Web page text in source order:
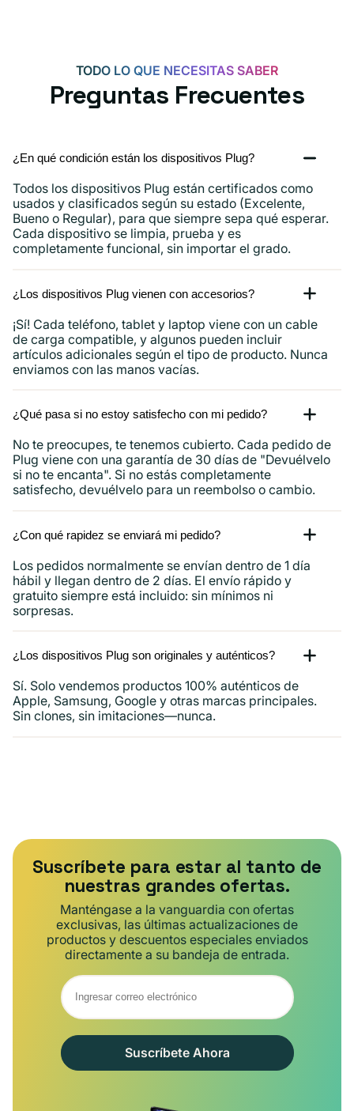
Android,
iPhone
15,
TODO LO QUE NECESITAS SABER
Preguntas Frecuentes
¿En qué condición están los dispositivos Plug?
Todos los dispositivos Plug están certificados como
usados ​​y clasificados según su estado (Excelente,
Bueno o Regular), para que siempre sepa qué esperar.
Cada dispositivo se limpia, prueba y es
completamente funcional, sin importar el grado.
¿Los dispositivos Plug vienen con accesorios?
¡Sí! Cada teléfono, tablet y laptop viene con un cable
de carga compatible, y algunos pueden incluir
artículos adicionales según el tipo de producto. Nunca
enviamos con las manos vacías.
¿Qué pasa si no estoy satisfecho con mi pedido?
No te preocupes, te tenemos cubierto. Cada pedido de
Plug viene con una garantía de 30 días de "Devuélvelo
si no te encanta". Si no estás completamente
satisfecho, devuélvelo para un reembolso o cambio.
¿Con qué rapidez se enviará mi pedido?
Los pedidos normalmente se envían dentro de 1 día
hábil y llegan dentro de 2 días. El envío rápido y
gratuito siempre está incluido: sin mínimos ni
sorpresas.
¿Los dispositivos Plug son originales y auténticos?
Sí. Solo vendemos productos 100% auténticos de
Apple, Samsung, Google y otras marcas principales.
Sin clones, sin imitaciones—nunca.
Suscríbete para estar al tanto de
nuestras grandes ofertas.
Manténgase a la vanguardia con ofertas
exclusivas, las últimas actualizaciones de
productos y descuentos especiales enviados
directamente a su bandeja de entrada.
Suscríbete Ahora